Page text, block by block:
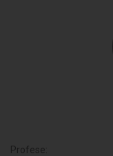
Profese: